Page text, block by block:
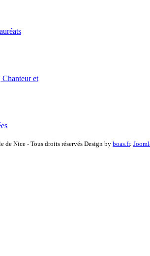
et
Nice - Tous droits réservés Design by boas.fr.